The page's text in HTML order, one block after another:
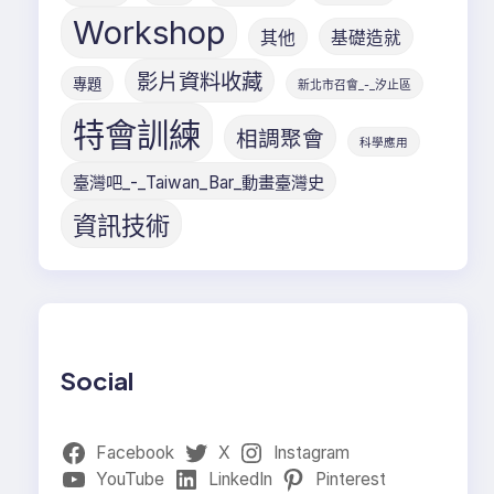
Workshop 其他 基礎造就
專題 影片資料收藏 新北市召會_-_汐止區
特會訓練 相調聚會 科學應用
臺灣吧_-_Taiwan_Bar_動畫臺灣史
資訊技術
Social
Facebook X
Instagram
YouTube
LinkedIn Pinterest